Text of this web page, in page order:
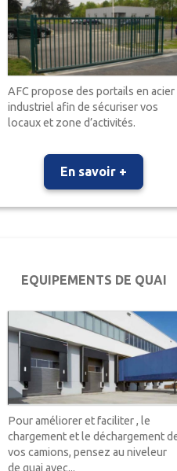
AFC propose des portails en acier
industriel afin de sécuriser vos
locaux et zone d’activités.
En savoir +
EQUIPEMENTS DE QUAI
Pour améliorer et faciliter , le
chargement et le déchargement
vos camions, pensez au niveleur
de quai avec...